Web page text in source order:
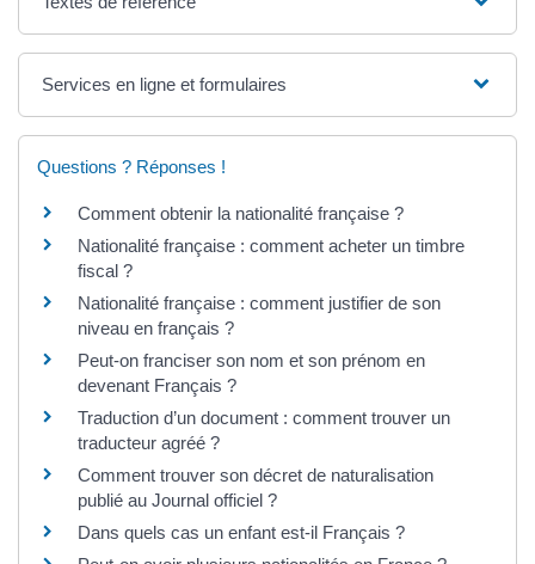
Services en ligne et formulaires
Questions ? Réponses !
Comment obtenir la nationalité française ?
Nationalité française : comment acheter un timbre
fiscal ?
Nationalité française : comment justifier de son
niveau en français ?
Peut-on franciser son nom et son prénom en
devenant Français ?
Traduction d’un document : comment trouver un
traducteur agréé ?
Comment trouver son décret de naturalisation
publié au Journal officiel ?
Dans quels cas un enfant est-il Français ?